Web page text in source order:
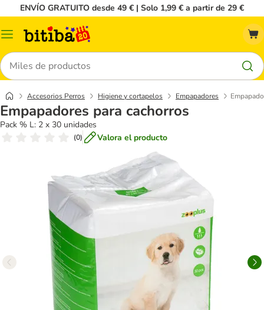
ENVÍO GRATUITO desde 49 € | Solo 1,99 € a partir de 29 €
Menú
Buscar
Accesorios Perros Higiene y cortapelos Empapadores
Empapadores para cachorros
Pack % L: 2 x 30 unidades
(0) Valora el producto